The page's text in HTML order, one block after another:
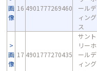
画
像
16 4901777269460
ールデ
ィング
ス
画
像
17 4901777270435
サント
リーホ
ールデ
ィング